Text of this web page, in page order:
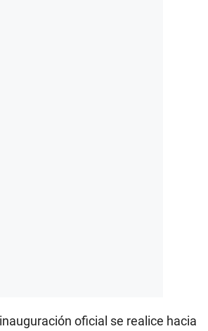
oficial se realice hacia